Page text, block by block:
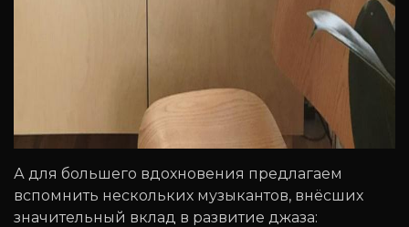
А для большего вдохновения предлагаем
вспомнить нескольких музыкантов, внёсших
значительный вклад в развитие джаза: